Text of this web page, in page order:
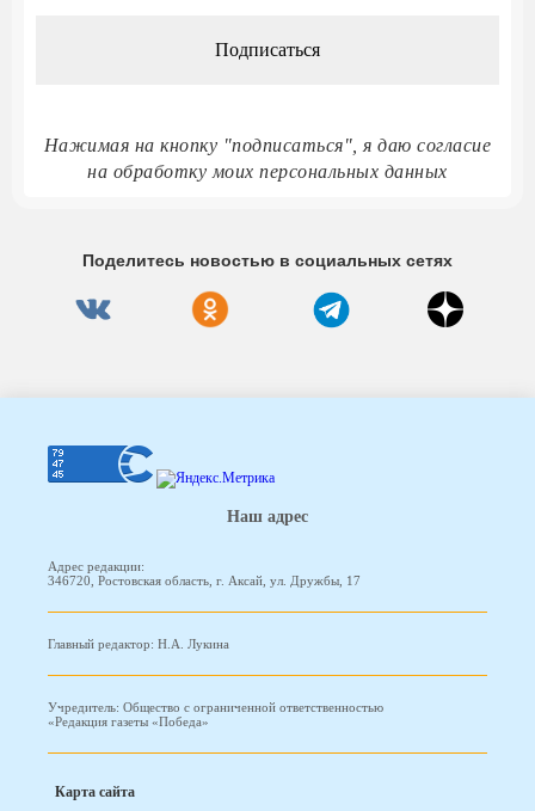
Нажимая на кнопку "подписаться", я даю согласие
на обработку моих персональных данных
Поделитесь новостью в социальных сетях
Наш адрес
Адрес редакции:
346720, Ростовская область, г. Аксай, ул. Дружбы, 17
Главный редактор: Н.А. Лукина
Учредитель: Общество с ограниченной ответственностью
«Редакция газеты «Победа»
Карта сайта